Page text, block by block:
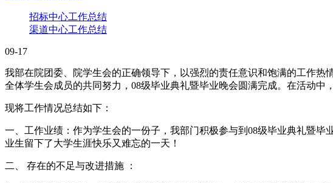
招标中心工作总结
渠道中心工作总结
09-17
我部在院团委、院学生会的正确领导下，以强烈的责任意识和饱满的工作
全体学生会成员的共同努力，08级毕业典礼暨毕业晚会圆满完成。在活动中
现将工作情况总结如下：
一、工作业绩：作为学生会的一份子，我部门积极参与到08级毕业典礼暨
业生留下了大学生涯快乐又难忘的一天！
二、 存在的不足与改进措施 ：